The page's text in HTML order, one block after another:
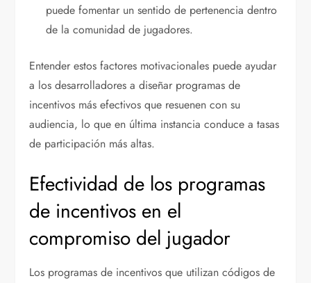
puede fomentar un sentido de pertenencia dentro
de la comunidad de jugadores.
Entender estos factores motivacionales puede ayudar
a los desarrolladores a diseñar programas de
incentivos más efectivos que resuenen con su
audiencia, lo que en última instancia conduce a tasas
de participación más altas.
Efectividad de los programas
de incentivos en el
compromiso del jugador
Los programas de incentivos que utilizan códigos de